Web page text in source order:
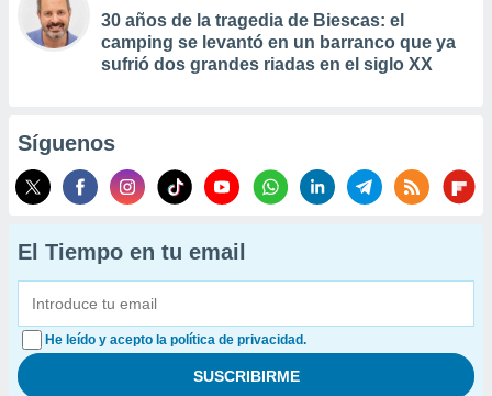
30 años de la tragedia de Biescas: el
camping se levantó en un barranco que ya
sufrió dos grandes riadas en el siglo XX
Síguenos
El Tiempo en tu email
He leído y acepto la política de privacidad.